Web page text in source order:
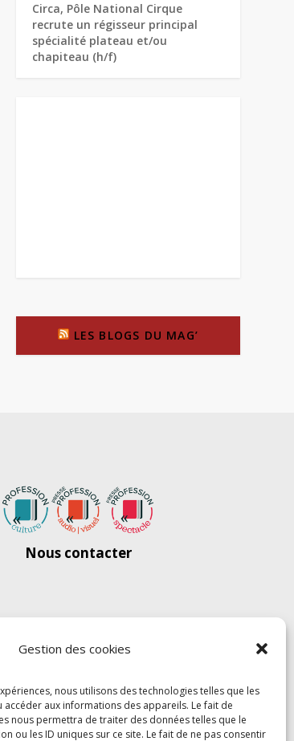
Gestion des cookies
nous utilisons des technologies telles que les
aux informations des appareils. Le fait de
nous permettra de traiter des données telles que le
ou les ID uniques sur ce site. Le fait de ne pas consentir
Circa, Pôle National Cirque
recrute un régisseur principal
spécialité plateau et/ou
chapiteau (h/f)
LES BLOGS DU MAG’
Nous contacter